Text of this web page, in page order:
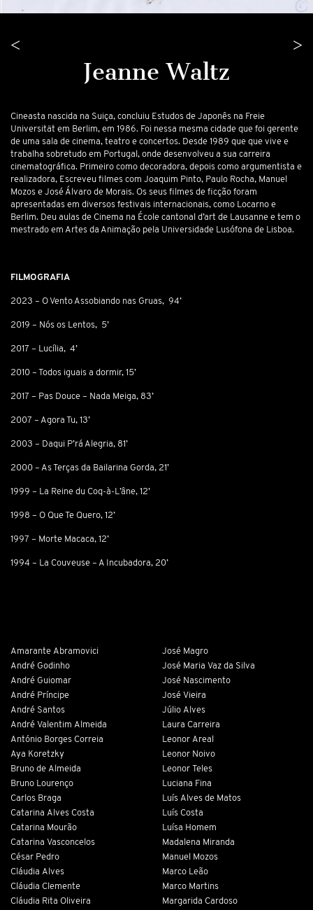
< >
Jeanne Waltz
Cineasta nascida na Suiça, concluiu Estudos de Japonês na Freie
Universität em Berlim, em 1986. Foi nessa mesma cidade que foi gerente
de uma sala de cinema, teatro e concertos. Desde 1989 que que vive e
trabalha sobretudo em Portugal, onde desenvolveu a sua carreira
cinematográfica. Primeiro como decoradora, depois como argumentista e
realizadora, Escreveu filmes com Joaquim Pinto, Paulo Rocha, Manuel
Mozos e José Álvaro de Morais. Os seus filmes de ficção foram
apresentadas em diversos festivais internacionais, como Locarno e
Berlim. Deu aulas de Cinema na École cantonal d’art de Lausanne e tem o
mestrado em Artes da Animação pela Universidade Lusófona de Lisboa.
FILMOGRAFIA
2023 – O Vento Assobiando nas Gruas, 94’
2019 – Nós os Lentos, 5’
2017 – Lucília, 4’
2010 – Todos iguais a dormir, 15’
2017 – Pas Douce – Nada Meiga, 83’
2007 – Agora Tu, 13’
2003 – Daqui P’rá Alegria, 81’
2000 – As Terças da Bailarina Gorda, 21’
1999 – La Reine du Coq-à-L’âne, 12’
1998 – O Que Te Quero, 12’
1997 – Morte Macaca, 12’
1994 – La Couveuse – A Incubadora, 20’
Amarante Abramovici
André Godinho
André Guiomar
André Príncipe
André Santos
André Valentim Almeida
António Borges Correia
Aya Koretzky
Bruno de Almeida
Bruno Lourenço
Carlos Braga
Catarina Alves Costa
Catarina Mourão
Catarina Vasconcelos
César Pedro
Cláudia Alves
Cláudia Clemente
Cláudia Rita Oliveira
José Magro
José Maria Vaz da Silva
José Nascimento
José Vieira
Júlio Alves
Laura Carreira
Leonor Areal
Leonor Noivo
Leonor Teles
Luciana Fina
Luís Alves de Matos
Luís Costa
Luísa Homem
Madalena Miranda
Manuel Mozos
Marco Leão
Marco Martins
Margarida Cardoso